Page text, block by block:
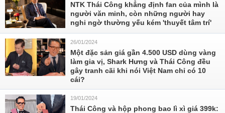
NTK Thái Công khẳng định fan của mình là
người văn minh, còn những người hay
nghi ngờ thường yếu kém 'thuyết tâm trí'
26/01/2024
Một đặc sản giá gần 4.500 USD dùng vàng
làm gia vị, Shark Hưng và Thái Công đều
gây tranh cãi khi nói Việt Nam chỉ có 10
cái?
19/01/2024
Thái Công và hộp phong bao lì xì giá 399k: